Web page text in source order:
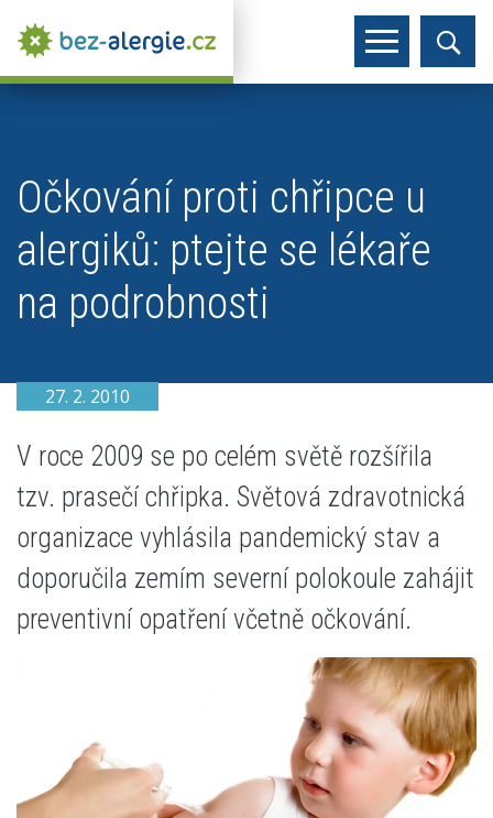
Očkování proti chřipce u
alergiků: ptejte se lékaře
na podrobnosti
27. 2. 2010
V roce 2009 se po celém světě rozšířila
tzv. prasečí chřipka. Světová zdravotnická
organizace vyhlásila pandemický stav a
doporučila zemím severní polokoule zahájit
preventivní opatření včetně očkování.